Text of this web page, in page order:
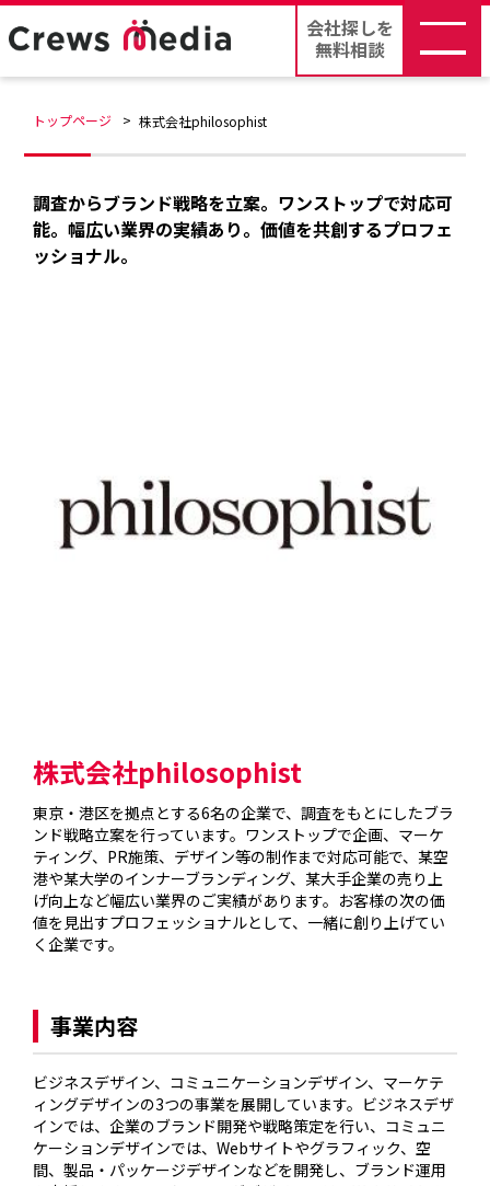
会社探しを
無料相談
トップページ 株式会社philosophist
調査からブランド戦略を立案。ワンストップで対応可
能。幅広い業界の実績あり。価値を共創するプロフェ
ッショナル。
株式会社philosophist
東京・港区を拠点とする6名の企業で、調査をもとにしたブラ
ンド戦略立案を行っています。ワンストップで企画、マーケ
ティング、PR施策、デザイン等の制作まで対応可能で、某空
港や某大学のインナーブランディング、某大手企業の売り上
げ向上など幅広い業界のご実績があります。お客様の次の価
値を見出すプロフェッショナルとして、一緒に創り上げてい
く企業です。
事業内容
ビジネスデザイン、コミュニケーションデザイン、マーケテ
ィングデザインの3つの事業を展開しています。ビジネスデザ
インでは、企業のブランド開発や戦略策定を行い、コミュニ
ケーションデザインでは、Webサイトやグラフィック、空
間、製品・パッケージデザインなどを開発し、ブランド運用